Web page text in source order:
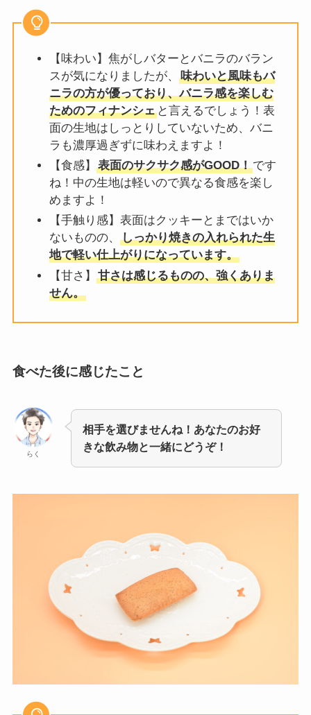
【味わい】焦がしバターとバニラのバラン
スが気になりましたが、
味わいと風味もバ
ニラの方が優っており、バニラ感を楽しむ
ためのフィナンシェと言えるでしょう！表
面の生地はしっとりしていないため、バニ
ラも濃厚過ぎずに味わえますよ！
【食感】
表面のサクサク感がGOOD！です
ね！中の生地は軽いので異なる食感を楽し
めますよ！
【手触り感】表面はクッキーとまではいか
ないものの、
しっかり焼きの入れられた生
地で軽い仕上がりになっています。
【甘さ】
甘さは感じるものの、強くありま
せん。
食べた後に感じたこと
らく
相手を選びませんね！あなたのお好
きな飲み物と一緒にどうぞ！